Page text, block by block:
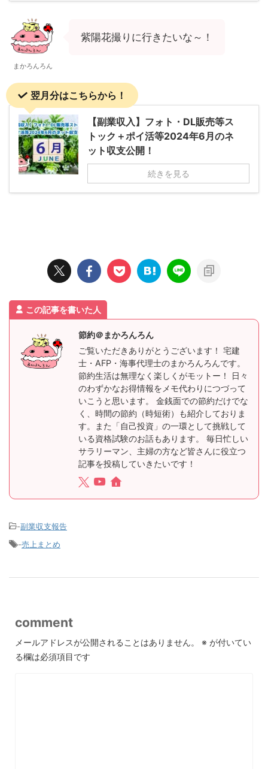
まかろんろん
紫陽花撮りに行きたいな～！
翌月分はこちらから！
【副業収入】フォト・DL販売等ス
トック＋ポイ活等2024年6月のネ
ット収支公開！
続きを見る
この記事を書いた人
節約＠まかろんろん
ご覧いただきありがとうございます！ 宅建
士・AFP・海事代理士のまかろんろんです。
節約生活は無理なく楽しくがモットー！ 日々
のわずかなお得情報をメモ代わりにつづって
いこうと思います。 金銭面での節約だけでな
く、時間の節約（時短術）も紹介しておりま
す。また「自己投資」の一環として挑戦して
いる資格試験のお話もあります。 毎日忙しい
サラリーマン、主婦の方など皆さんに役立つ
記事を投稿していきたいです！
-副業収支報告
-売上まとめ
comment
メールアドレスが公開されることはありません。 ※ が付いてい
る欄は必須項目です